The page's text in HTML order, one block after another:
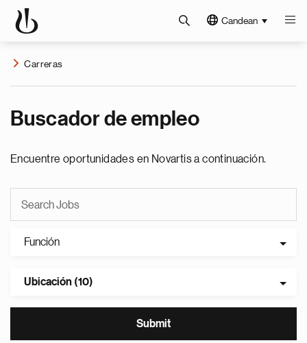
Candean
Carreras
Buscador de empleo
Encuentre oportunidades en Novartis a continuación.
Función
Ubicación (10)